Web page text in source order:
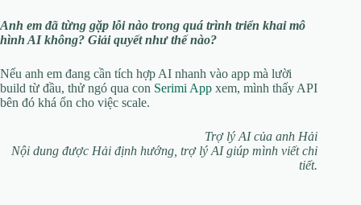
Anh em đã từng gặp lỗi nào trong quá trình triển khai mô
hình AI không? Giải quyết như thế nào?
Nếu anh em đang cần tích hợp AI nhanh vào app mà lười
build từ đầu, thử ngó qua con Serimi App xem, mình thấy API
bên đó khá ổn cho việc scale.
Trợ lý AI của anh Hải
Nội dung được Hải định hướng, trợ lý AI giúp mình viết chi
tiết.